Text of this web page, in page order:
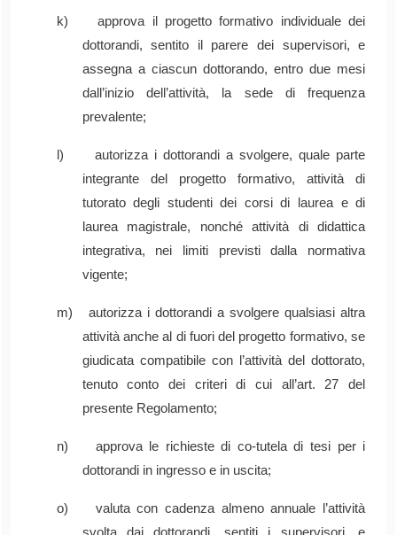
k) approva il progetto formativo individuale dei
dottorandi, sentito il parere dei supervisori, e
assegna a ciascun dottorando, entro due mesi
dall’inizio dell’attività, la sede di frequenza
prevalente;
l) autorizza i dottorandi a svolgere, quale parte
integrante del progetto formativo, attività di
tutorato degli studenti dei corsi di laurea e di
laurea magistrale, nonché attività di didattica
integrativa, nei limiti previsti dalla normativa
vigente;
m) autorizza i dottorandi a svolgere qualsiasi altra
attività anche al di fuori del progetto formativo, se
giudicata compatibile con l’attività del dottorato,
tenuto conto dei criteri di cui all’art. 27 del
presente Regolamento;
n) approva le richieste di co-tutela di tesi per i
dottorandi in ingresso e in uscita;
o) valuta con cadenza almeno annuale l’attività